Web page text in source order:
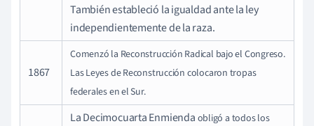
También estableció la igualdad ante la ley
independientemente de la raza.
1867
Comenzó la Reconstrucción Radical bajo el Congreso.
Las Leyes de Reconstrucción colocaron tropas
federales en el Sur.
La Decimocuarta Enmienda obligó a todos los